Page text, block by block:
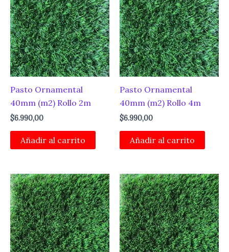
Pasto Ornamental
40mm (m2) Rollo 2m
$6.990,00
Añadir al carrito
Pasto Ornamental
40mm (m2) Rollo 4m
$6.990,00
Añadir al carrito